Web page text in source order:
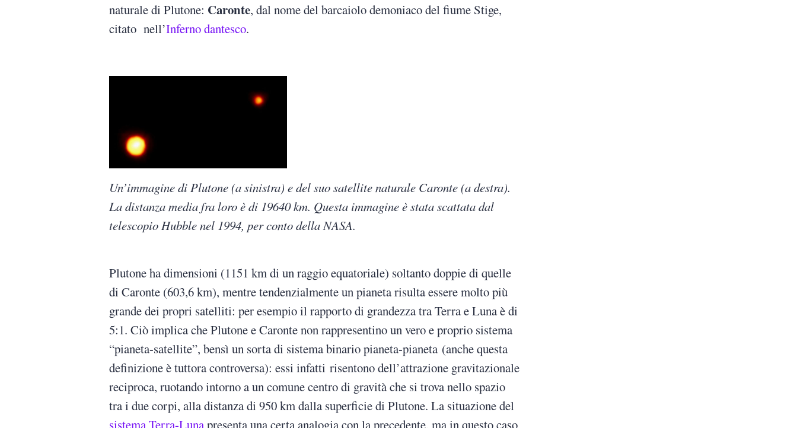
naturale di Plutone: Caronte, dal nome del barcaiolo demoniaco del fiume Stige,
citato nell’Inferno dantesco.
Un’immagine di Plutone (a sinistra) e del suo satellite naturale Caronte (a destra).
La distanza media fra loro è di 19640 km. Questa immagine è stata scattata dal
telescopio Hubble nel 1994, per conto della NASA.
Plutone ha dimensioni (1151 km di un raggio equatoriale) soltanto doppie di quelle
di Caronte (603,6 km), mentre tendenzialmente un pianeta risulta essere molto più
grande dei propri satelliti: per esempio il rapporto di grandezza tra Terra e Luna è di
5:1. Ciò implica che Plutone e Caronte non rappresentino un vero e proprio sistema
“pianeta-satellite”, bensì un sorta di sistema binario pianeta-pianeta (anche questa
definizione è tuttora controversa): essi infatti risentono dell’attrazione gravitazionale
reciproca, ruotando intorno a un comune centro di gravità che si trova nello spazio
tra i due corpi, alla distanza di 950 km dalla superficie di Plutone. La situazione del
sistema Terra-Luna presenta una certa analogia con la precedente, ma in questo caso